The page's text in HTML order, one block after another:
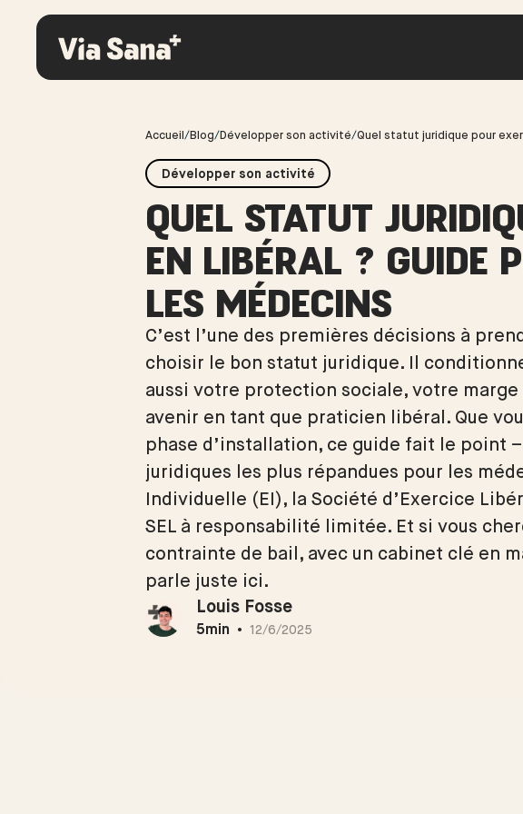
Accueil /Blog/Développer son activité/Quel statut juridique pour
Développer son activité
QUEL STATUT
EN LIBÉRAL ? GUIDE
LES MÉDECINS
C’est l’une des premières décisions à
choisir le bon statut juridique. Il
aussi votre protection sociale, votre
avenir en tant que praticien libéral. Que
phase d’installation, ce guide fait le point
juridiques les plus répandues pour les
Individuelle (EI), la Société d’Exercice
SEL à responsabilité limitée. Et si vous
contrainte de bail, avec un cabinet clé en
parle juste ici.
Louis Fosse
5min • 12/6/2025